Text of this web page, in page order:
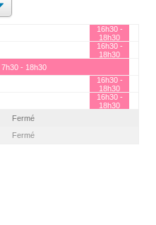
16h30 -
18h30
16h30 -
18h30
7h30 - 18h30
16h30 -
18h30
16h30 -
18h30
Fermé
Fermé